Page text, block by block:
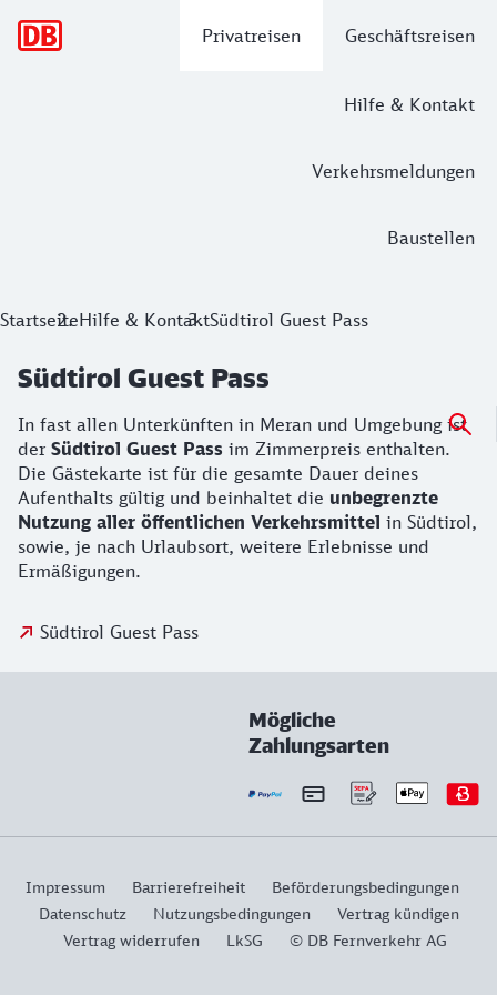
Privatreisen Geschäftsreisen
Hilfe & Kontakt
Verkehrsmeldungen
Baustellen
StartseiteHilfe & KontaktSüdtirol Guest Pass
Südtirol Guest Pass
In fast allen Unterkünften in Meran und Umgebung ist
der Südtirol Guest Pass im Zimmerpreis enthalten.
Die Gästekarte ist für die gesamte Dauer deines
Aufenthalts gültig und beinhaltet die unbegrenzte
Nutzung aller öffentlichen Verkehrsmittel in Südtirol,
sowie, je nach Urlaubsort, weitere Erlebnisse und
Ermäßigungen.
Südtirol Guest Pass
Mögliche
Zahlungsarten
Impressum Barrierefreiheit
Beförderungsbedingungen
Datenschutz
Nutzungsbedingungen
Vertrag kündigen
Vertrag widerrufen
LkSG © DB Fernverkehr AG